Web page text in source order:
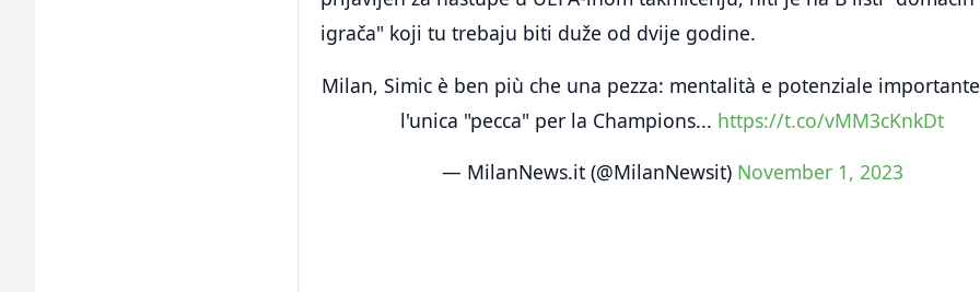
igrača" koji tu trebaju biti duže od dvije godine.
Milan, Simic è ben più che una pezza: mentalità e potenziale
l'unica "pecca" per la Champions... https://t.co/vMM3cKnkDt
— MilanNews.it (@MilanNewsit) November 1, 2023